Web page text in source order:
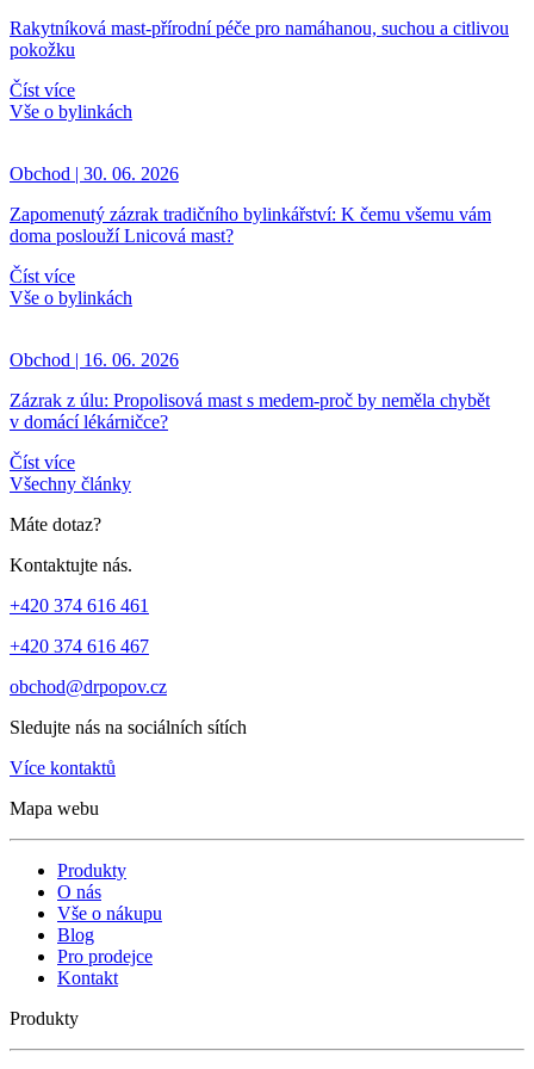
Rakytníková mast-přírodní péče pro namáhanou, suchou a citlivou
pokožku
Číst více
Vše o bylinkách
Obchod | 30. 06. 2026
Zapomenutý zázrak tradičního bylinkářství: K čemu všemu vám
doma poslouží Lnicová mast?
Číst více
Vše o bylinkách
Obchod | 16. 06. 2026
Zázrak z úlu: Propolisová mast s medem-proč by neměla chybět
v domácí lékárničce?
Číst více
Všechny články
Máte dotaz?
Kontaktujte nás.
+420 374 616 461
+420 374 616 467
obchod@drpopov.cz
Sledujte nás na sociálních sítích
Více kontaktů
Mapa webu
Produkty
O nás
Vše o nákupu
Blog
Pro prodejce
Kontakt
Produkty